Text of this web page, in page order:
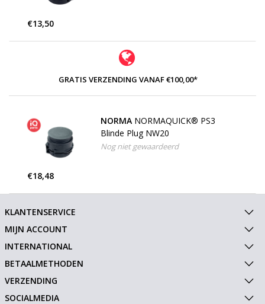
€13,50
GRATIS VERZENDING VANAF €100,00*
NORMA NORMAQUICK® PS3
Blinde Plug NW20
Nog niet gewaardeerd
€18,48
KLANTENSERVICE
MIJN ACCOUNT
INTERNATIONAL
BETAALMETHODEN
VERZENDING
SOCIALMEDIA